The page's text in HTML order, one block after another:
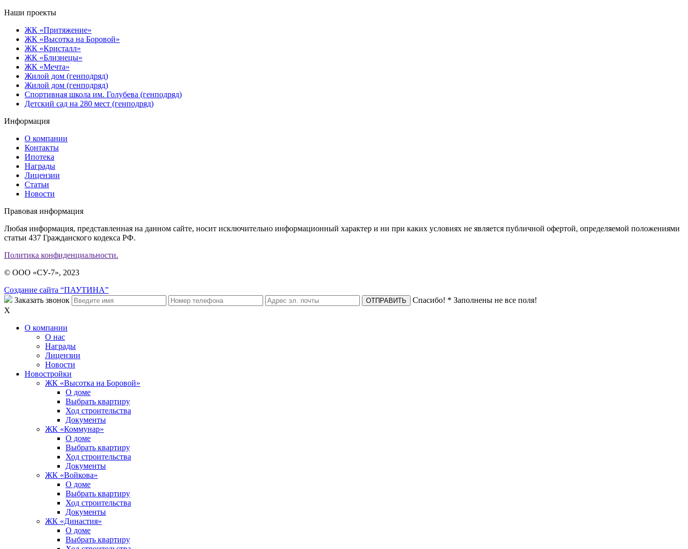
Наши проекты
ЖК «Притяжение»
ЖК «Высотка на Боровой»
ЖК «Кристалл»
ЖК «Близнецы»
ЖК «Мечта»
Жилой дом (генподряд)
Жилой дом (генподряд)
Спортивная школа им. Голубева (генподряд)
Детский сад на 280 мест (генподряд)
Информация
О компании
Контакты
Ипотека
Награды
Лицензии
Статьи
Новости
Правовая информация
Любая информация, представленная на данном сайте, носит исключительно информационный характер и ни при каких условиях не является публичной офертой, определяемой положениями
статьи 437 Гражданского кодекса РФ.
Политика конфиденциальности.
© ООО «СУ-7», 2023
Создание сайта “ПАУТИНА”
Заказать звонок
Спасибо! * Заполнены не все поля!
X
О компании
О нас
Награды
Лицензии
Новости
Новостройки
ЖК «Высотка на Боровой»
О доме
Выбрать квартиру
Ход строительства
Документы
ЖК «Коммунар»
О доме
Выбрать квартиру
Ход строительства
Документы
ЖК «Войкова»
О доме
Выбрать квартиру
Ход строительства
Документы
ЖК «Династия»
О доме
Выбрать квартиру